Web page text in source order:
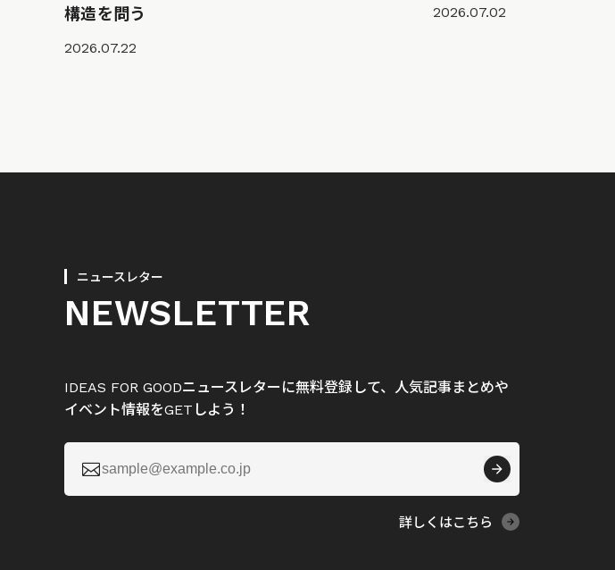
構造を問う
2026.07.22
2026.07.02
ニュースレター
NEWSLETTER
IDEAS FOR GOODニュースレターに無料登録して、人気記事まとめや
イベント情報をGETしよう！

詳しくはこちら